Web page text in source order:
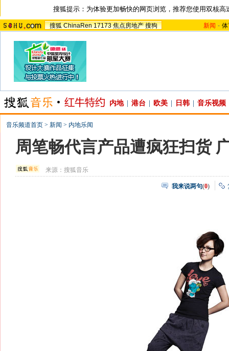
搜狐提示：为体验更加畅快的网页浏览，推荐您使用双核高
搜狐 ChinaRen 17173 焦点房地产 搜狗 新闻 -
内地 港台 欧美 日韩 音乐视频
音乐频道首页 > 新闻 > 内地乐闻
周笔畅代言产品遭疯狂扫货
来源：搜狐音乐
我来说两句(0)